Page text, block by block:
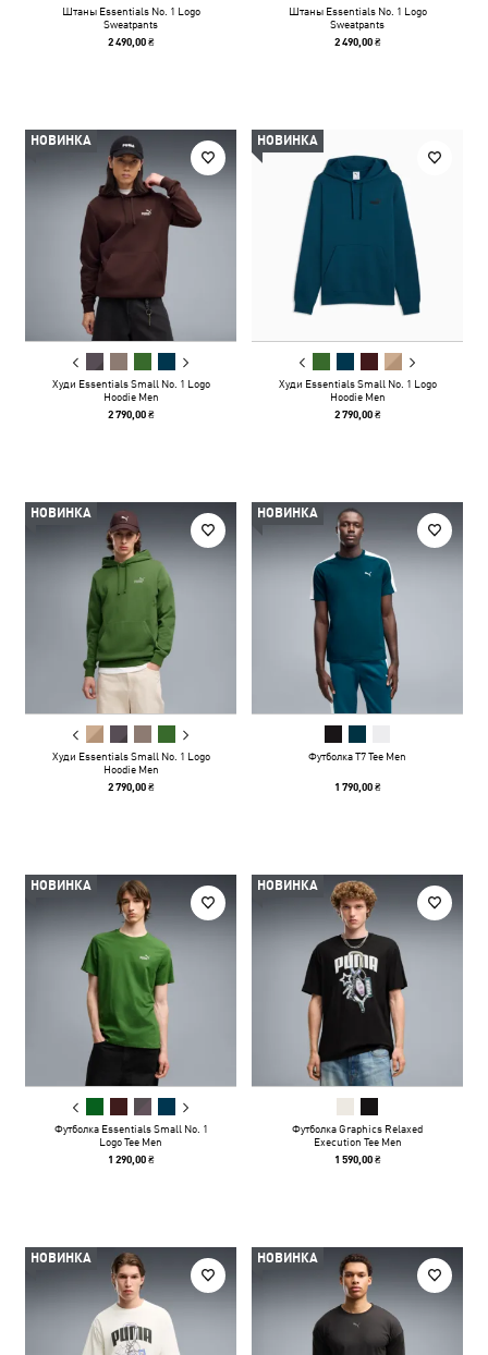
Штаны Essentials No. 1 Logo
Sweatpants
2 490,00 ₴
Штаны Essentials No. 1 Logo
Sweatpants
2 490,00 ₴
НОВИНКА
Худи Essentials Small No. 1 Logo
Hoodie Men
2 790,00 ₴
НОВИНКА
Худи Essentials Small No. 1 Logo
Hoodie Men
2 790,00 ₴
НОВИНКА
Худи Essentials Small No. 1 Logo
Hoodie Men
2 790,00 ₴
НОВИНКА
Футболка T7 Tee Men
1 790,00 ₴
НОВИНКА
Футболка Essentials Small No. 1
Logo Tee Men
1 290,00 ₴
НОВИНКА
Футболка Graphics Relaxed
Execution Tee Men
1 590,00 ₴
НОВИНКА НОВИНКА